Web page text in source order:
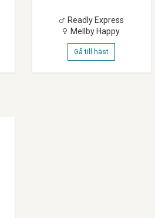
Readly Express
Mellby Happy
Gå till häst